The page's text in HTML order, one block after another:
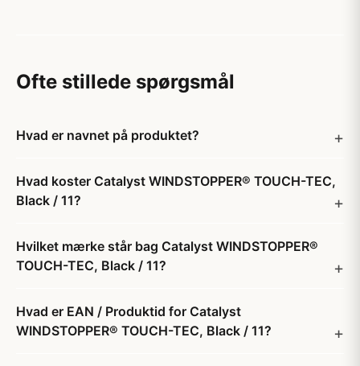
Ofte stillede spørgsmål
Hvad er navnet på produktet?
Hvad koster Catalyst WINDSTOPPER® TOUCH-TEC,
Black / 11?
Hvilket mærke står bag Catalyst WINDSTOPPER®
TOUCH-TEC, Black / 11?
Hvad er EAN / Produktid for Catalyst
WINDSTOPPER® TOUCH-TEC, Black / 11?